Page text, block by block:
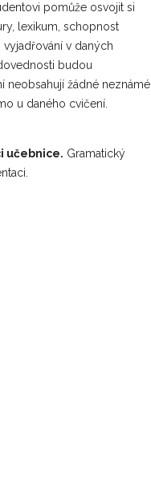
pomůže osvojit si
lexikum, schopnost
v daných
budou
neobsahují žádné neznámé
u daného cvičení.
učebnice. Gramatický